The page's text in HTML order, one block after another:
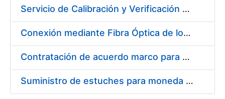
Servicio de Calibración y Verificación Externa de los Equipos de Medición del Servicio de Prevención de la FNMT-RCM
Conexión mediante Fibra Óptica de los Centros de Proceso de Datos (CPDs) de las sedes de la FNMT-RCM de Burgos y Madrid
Contratación de acuerdo marco para el Suministro de Material de Electricidad para la Fábrica Nacional de Moneda y Timbre-Real Casa de la Moneda en su centro de trabajo de Burgos
Suministro de estuches para moneda de 30 €